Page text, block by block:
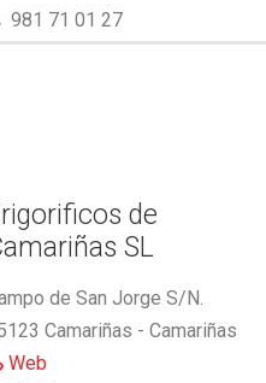
981 71 01 27
de
SL
de San Jorge S/N.
Camariñas - Camariñas
Web